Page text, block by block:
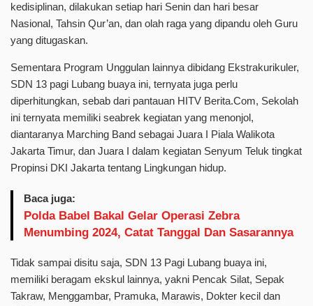
kedisiplinan, dilakukan setiap hari Senin dan hari besar
Nasional, Tahsin Qur’an, dan olah raga yang dipandu oleh Guru
yang ditugaskan.
Sementara Program Unggulan lainnya dibidang Ekstrakurikuler,
SDN 13 pagi Lubang buaya ini, ternyata juga perlu
diperhitungkan, sebab dari pantauan HITV Berita.Com, Sekolah
ini ternyata memiliki seabrek kegiatan yang menonjol,
diantaranya Marching Band sebagai Juara I Piala Walikota
Jakarta Timur, dan Juara I dalam kegiatan Senyum Teluk tingkat
Propinsi DKI Jakarta tentang Lingkungan hidup.
Baca juga:
Polda Babel Bakal Gelar Operasi Zebra
Menumbing 2024, Catat Tanggal Dan Sasarannya
Tidak sampai disitu saja, SDN 13 Pagi Lubang buaya ini,
memiliki beragam ekskul lainnya, yakni Pencak Silat, Sepak
Takraw, Menggambar, Pramuka, Marawis, Dokter kecil dan